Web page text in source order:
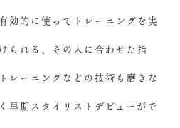
効的に使ってトレーニングを実
られる、その人に合わせた指
レーニングなどの技術も磨きな
早期スタイリストデビューがで